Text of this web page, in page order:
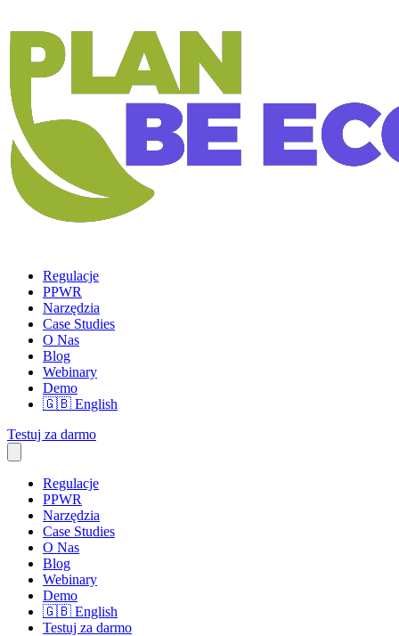
Regulacje
PPWR
Narzędzia
Case Studies
O Nas
Blog
Webinary
Demo
🇬🇧 English
Testuj za darmo
Regulacje
PPWR
Narzędzia
Case Studies
O Nas
Blog
Webinary
Demo
🇬🇧 English
Testuj za darmo